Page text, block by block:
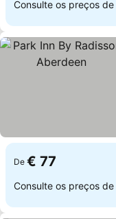
Consulte os preços de
De € 77
Consulte os preços de